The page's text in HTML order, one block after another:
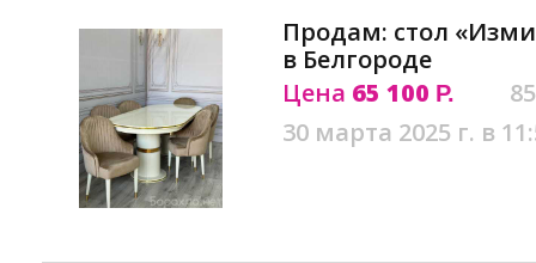
Продам: стол
в Белгороде
Цена 65 100 Р.
30 марта 2025 г. в